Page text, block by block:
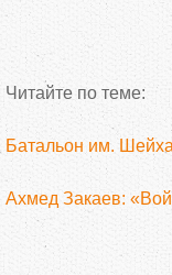
Читайте по теме:
Батальон им.
Ахмед Закаев: